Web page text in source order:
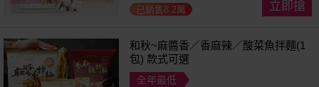
已銷售8.2萬 立即搶
和秋~麻醬香／香麻辣／酸菜魚拌麵(1
包) 款式可選
全年最低